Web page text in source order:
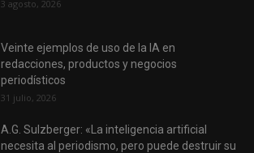
3 agosto, 2026
Veinte ejemplos de uso de la IA en
redacciones, productos y negocios
periodísticos
31 julio, 2026
A.G. Sulzberger: «La inteligencia artificial
necesita al periodismo, pero puede destruir su